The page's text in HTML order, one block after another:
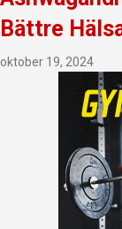
Bättre
oktober 19, 2024